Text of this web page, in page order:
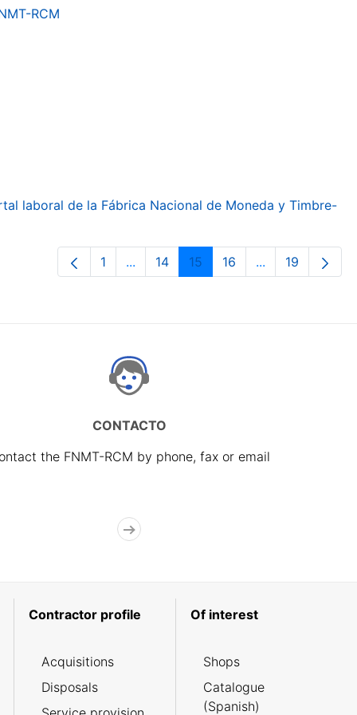
RCM
laboral de la Fábrica Nacional de Moneda y Timbre-
Page
1 ...Intermediate Pages Use TAB to
Page
14 Page
15 Page
16 ...Intermediate
Page
19
CONTACTO
the FNMT-RCM by phone, fax or email
Contractor profile
Acquisitions
Disposals
Of interest
Shops
Catalogue
(Spanish)